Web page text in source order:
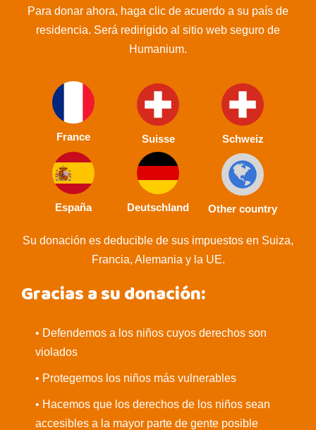
Para donar ahora, haga clic de acuerdo a su país de
residencia. Será redirigido al sitio web seguro de
Humanium.
France Suisse Schweiz
España Deutschland Other country
Su donación es deducible de sus impuestos en Suiza,
Francia, Alemania y la UE.
Gracias a su donación:
• Defendemos a los niños cuyos derechos son
violados
• Protegemos los niños más vulnerables
• Hacemos que los derechos de los niños sean
accesibles a la mayor parte de gente posible